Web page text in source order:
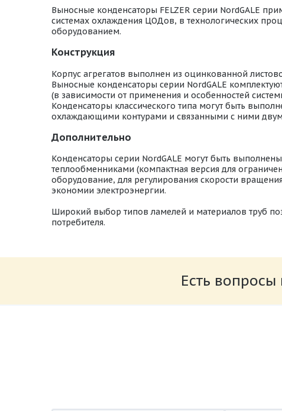
Выносные конденсаторы FELZER серии NordGALE
системах охлаждения ЦОДов, в технологических
оборудованием.
Конструкция
Корпус агрегатов выполнен из оцинкованной
Выносные конденсаторы серии NordGALE
(в зависимости от применения и особенностей
Конденсаторы классического типа могут быть
охлаждающими контурами и связанными с ними
Дополнительно
Конденсаторы серии NordGALE могут быть
теплообменниками (компактная версия для
оборудование, для регулирования скорости
экономии электроэнергии.
Широкий выбор типов ламелей и материалов труб
потребителя.
Есть